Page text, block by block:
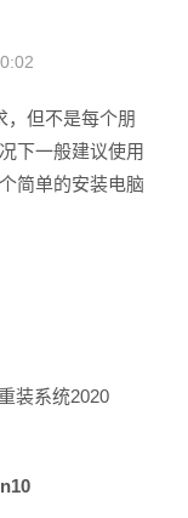
，但不是每个朋
下一般建议使用
简单的安装电脑
装系统2020